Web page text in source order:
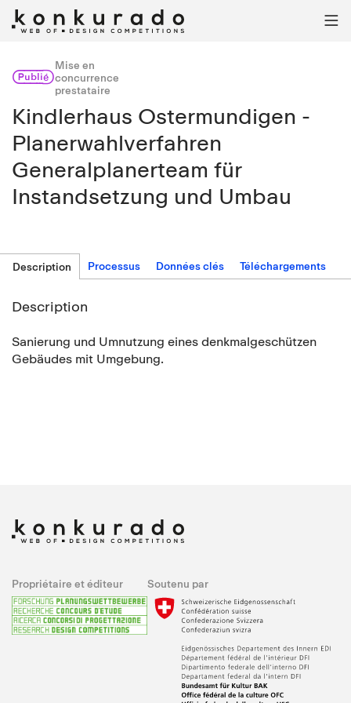

Publié
Mise en
concurrence
prestataire
Kindlerhaus Ostermundigen -
Planerwahlverfahren
Generalplanerteam für
Instandsetzung und Umbau
Description Processus Données clés Téléchargements
Description
Sanierung und Umnutzung eines denkmalgeschützen
Gebäudes mit Umgebung.
Propriétaire et éditeur Soutenu par